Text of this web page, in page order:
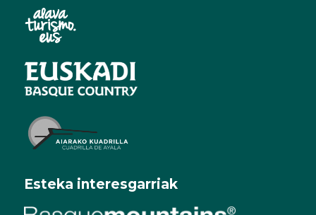
Esteka interesgarriak